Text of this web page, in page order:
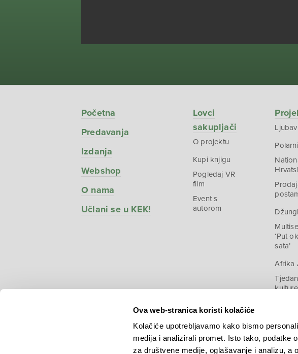
Ova web-stranica koristi kolačiće
Kolačiće upotrebljavamo kako bismo
medija i analizirali promet. Isto tako, podatke
za društvene medije, oglašavanje i analizu, a
Početna
Predavanja
Izdanja
Webshop
O nama
Učlani se u KEK!
Lovci
sakupljači
O projektu
Kupi knjigu
Pogledaj VR
film
Event s
autorom
‘Put
sata’
Afrika
kulture
Copyright © 2026.KEK